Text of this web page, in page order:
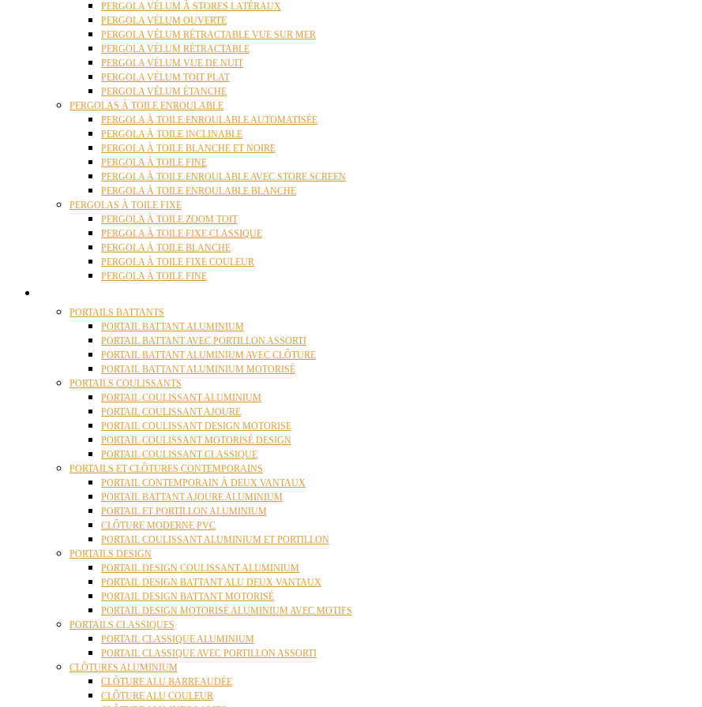
PERGOLA VÉLUM À STORES LATÉRAUX
PERGOLA VÉLUM OUVERTE
PERGOLA VÉLUM RÉTRACTABLE VUE SUR MER
PERGOLA VÉLUM RÉTRACTABLE
PERGOLA VÉLUM VUE DE NUIT
PERGOLA VÉLUM TOIT PLAT
PERGOLA VÉLUM ÉTANCHE
PERGOLAS À TOILE ENROULABLE
PERGOLA À TOILE ENROULABLE AUTOMATISÉE
PERGOLA À TOILE INCLINABLE
PERGOLA À TOILE BLANCHE ET NOIRE
PERGOLA À TOILE FINE
PERGOLA À TOILE ENROULABLE AVEC STORE SCREEN
PERGOLA À TOILE ENROULABLE BLANCHE
PERGOLAS À TOILE FIXE
PERGOLA À TOILE ZOOM TOIT
PERGOLA À TOILE FIXE CLASSIQUE
PERGOLA À TOILE BLANCHE
PERGOLA À TOILE FIXE COULEUR
PERGOLA À TOILE FINE
PORTAILS BATTANTS
PORTAIL BATTANT ALUMINIUM
PORTAIL BATTANT AVEC PORTILLON ASSORTI
PORTAIL BATTANT ALUMINIUM AVEC CLÔTURE
PORTAIL BATTANT ALUMINIUM MOTORISÉ
PORTAILS COULISSANTS
PORTAIL COULISSANT ALUMINIUM
PORTAIL COULISSANT AJOURE
PORTAIL COULISSANT DESIGN MOTORISE
PORTAIL COULISSANT MOTORISÉ DESIGN
PORTAIL COULISSANT CLASSIQUE
PORTAILS ET CLÔTURES CONTEMPORAINS
PORTAIL CONTEMPORAIN À DEUX VANTAUX
PORTAIL BATTANT AJOURE ALUMINIUM
PORTAIL ET PORTILLON ALUMINIUM
CLÔTURE MODERNE PVC
PORTAIL COULISSANT ALUMINIUM ET PORTILLON
PORTAILS DESIGN
PORTAIL DESIGN COULISSANT ALUMINIUM
PORTAIL DESIGN BATTANT ALU DEUX VANTAUX
PORTAIL DESIGN BATTANT MOTORISÉ
PORTAIL DESIGN MOTORISÉ ALUMINIUM AVEC MOTIFS
PORTAILS CLASSIQUES
PORTAIL CLASSIQUE ALUMINIUM
PORTAIL CLASSIQUE AVEC PORTILLON ASSORTI
CLÔTURES ALUMINIUM
CLÔTURE ALU BARREAUDÉE
CLÔTURE ALU COULEUR